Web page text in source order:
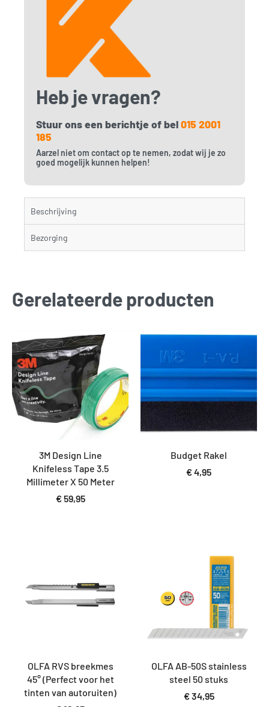
Heb je vragen?
Stuur ons een berichtje of bel015 2001
185
Aarzel niet om contact op te nemen, zodat wij je zo
goed mogelijk kunnen helpen!
Beschrijving
Bezorging
Gerelateerde producten
3M Design Line
Knifeless Tape 3.5
Millimeter X 50 Meter
€59,95
Budget Rakel
€4,95
OLFA RVS breekmes
45° (Perfect voor het
tinten van autoruiten)
OLFA AB-50S stainless
steel 50 stuks
€34,95